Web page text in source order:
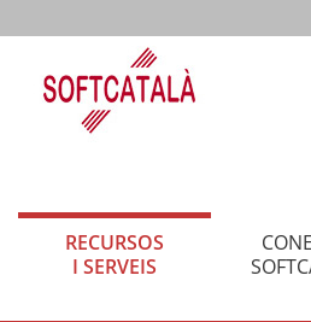
RECURSOS
I SERVEIS